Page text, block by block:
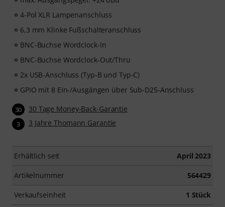
4-Pol XLR Lampenanschluss
6,3 mm Klinke Fußschalteranschluss
BNC-Buchse Wordclock-In
BNC-Buchse Wordclock-Out/Thru
2x USB-Anschluss (Typ-B und Typ-C)
GPIO mit 8 Ein-/Ausgängen über Sub-D25-Anschluss
30 30 Tage Money-Back-Garantie
3 3 Jahre Thomann Garantie
Erhältlich seit April 2023
Artikelnummer 564429
Verkaufseinheit 1 Stück